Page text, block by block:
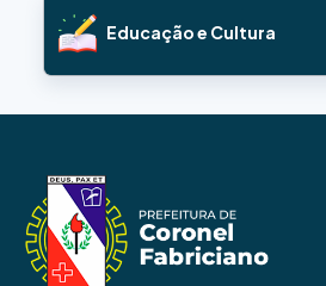
Educação e Cultura